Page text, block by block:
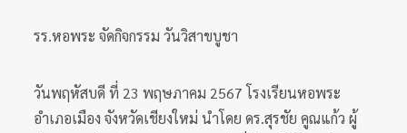
รร.หอพระ จัดกิจกรรม วันวิสาขบูชา
วันพฤหัสบดี ที่ 23 พฤษภาคม 2567 โรงเรียนหอพระ
อำเภอเมือง จังหวัดเชียงใหม่ นำโดย ดร.สุรชัย คูณแก้ว ผู้